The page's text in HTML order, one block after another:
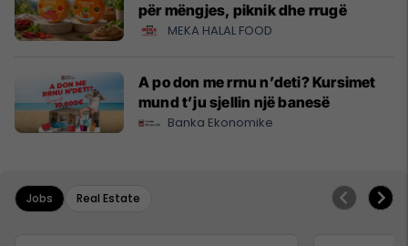
për mëngjes, piknik dhe rrugë
MEKA HALAL FOOD
A po don me rrnu n’deti? Kursimet
mund t’ju sjellin një banesë
Banka Ekonomike
Jobs Real Estate